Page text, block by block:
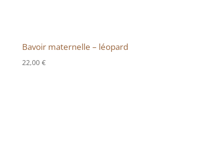
Bavoir maternelle – léopard
22,00 €